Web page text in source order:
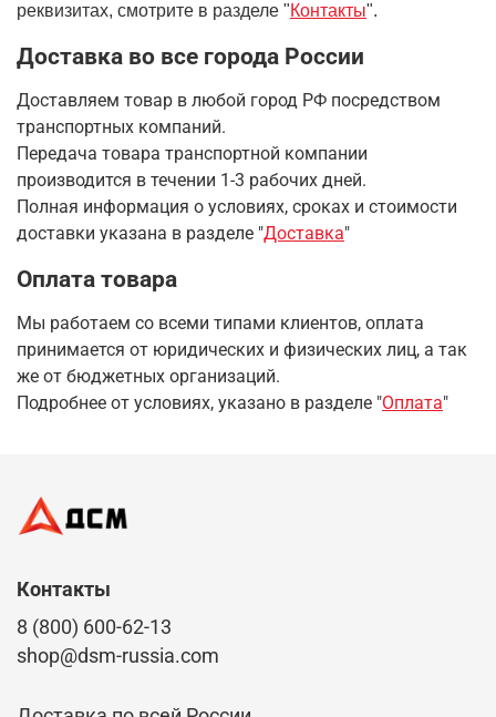
реквизитах, смотрите в разделе "Контакты".
Доставка во все города России
Доставляем товар в любой город РФ посредством
транспортных компаний.
Передача товара транспортной компании
производится в течении 1-3 рабочих дней.
Полная информация о условиях, сроках и стоимости
доставки указана в разделе "Доставка"
Оплата товара
Мы работаем со всеми типами клиентов, оплата
принимается от юридических и физических лиц, а так
же от бюджетных организаций.
Подробнее от условиях, указано в разделе "Оплата"
Контакты
8 (800) 600-62-13
shop@dsm-russia.com